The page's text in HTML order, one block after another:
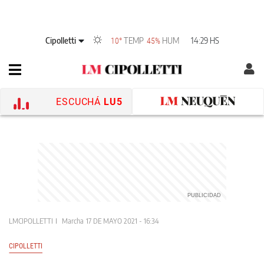
Cipolletti 10° TEMP 45% HUM 14:29 HS
ESCUCHÁ LU5
LMCIPOLLETTI Marcha 17 DE MAYO 2021 - 16:34
CIPOLLETTI